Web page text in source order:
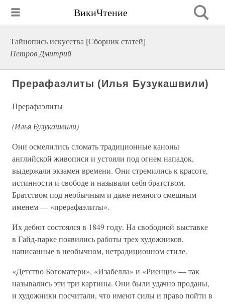
ВикиЧтение
Тайнопись искусства [Сборник статей]
Петров Дмитрий
Прерафаэлиты (Илья Бузукашвили)
Прерафаэлиты
(Илья Бузукашвили)
Они осмелились сломать традиционные каноны
английской живописи и устояли под огнем нападок,
выдержали экзамен времени. Они стремились к красоте,
истинности и свободе и называли себя братством.
Братством под необычным и даже немного смешным
именем — «прерафаэлиты».
Их дебют состоялся в 1849 году. На свободной выставке
в Гайд-парке появились работы трех художников,
написанные в необычном, нетрадиционном стиле.
«Детство Богоматери», «Изабелла» и «Риенци» — так
назывались эти три картины. Они были удачно проданы,
и художники посчитали, что имеют силы и право пойти в